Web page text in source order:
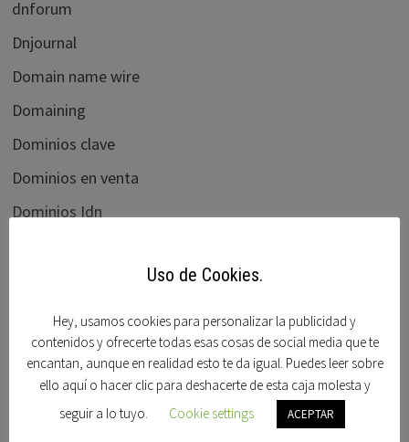
dnforum
Dnjournal
Domain name wire
Domaining
Dominios clave
Dominios en venta
Dominios Idn
Elliots blog
flippa.com
Foro beta
Uso de Cookies.
Hey, usamos cookies para personalizar la publicidad y
contenidos y ofrecerte todas esas cosas de social media que te
encantan, aunque en realidad esto te da igual. Puedes leer sobre
ello aquí o hacer clic para deshacerte de esta caja molesta y
seguir a lo tuyo.
Cookie settings ACEPTAR